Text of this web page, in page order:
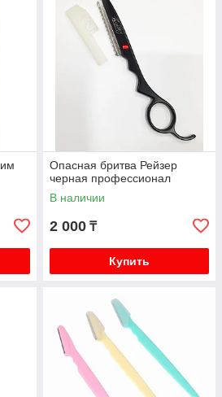
Опасная бритва Рейзер
черная профессионал
В наличии
2 000 ₸
Купить